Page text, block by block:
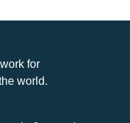
for
world.